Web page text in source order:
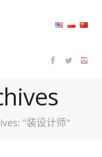
"装设计师"